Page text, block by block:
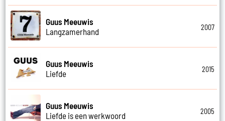
Guus Meeuwis
Langzamerhand
2007
Guus Meeuwis
Liefde
2015
Guus Meeuwis
Liefde is een werkwoord
2005